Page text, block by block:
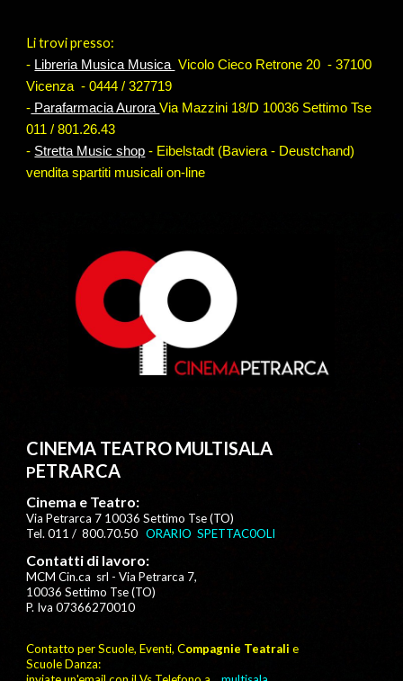
Li trovi presso:
- Libreria Musica Musica Vicolo Cieco Retrone 20 - 37100
Vicenza -0444 / 327719
- Parafarmacia AuroraVia Mazzini 18/D 10036 Settimo Tse
011 / 801.26.43
- Stretta Music shop - Eibelstadt (Baviera - Deustchand)
vendita spartiti musicali on-line
CINEMA TEATRO MULTISALA
PETRARCA
Cinema e Teatro:
Via Petrarca 7 10036 Settimo Tse (TO)
Tel. 011 / 800.70.50 ORARIO SPETTAC0OLI
Contatti di lavoro:
MCM Cin.ca srl -Via Petrarca 7,
10036 Settimo Tse (TO)
P. Iva 07366270010
Contatto per Scuole, Eventi, Compagnie Teatrali e
Scuole Danza: